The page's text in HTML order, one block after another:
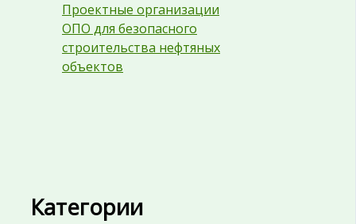
Проектные организации
ОПО для безопасного
строительства нефтяных
объектов
Категории